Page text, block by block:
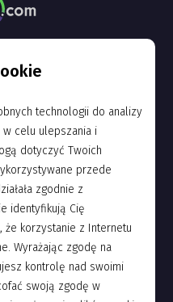
technologii do analizy
w celu ulepszania i
dotyczyć Twoich
przede
zgodnie z
identyfikują Cię
korzystanie z Internetu
Wyrażając zgodę na
kontrolę nad swoimi
swoją zgodę w
VAT
cookies
cookie